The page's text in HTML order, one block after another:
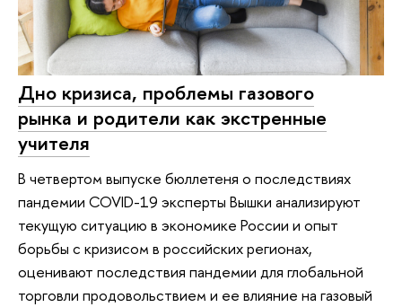
Дно кризиса, проблемы газового
рынка и родители как экстренные
учителя
В четвертом выпуске бюллетеня о последствиях
пандемии COVID-19 эксперты Вышки анализируют
текущую ситуацию в экономике России и опыт
борьбы с кризисом в российских регионах,
оценивают последствия пандемии для глобальной
торговли продовольствием и ее влияние на газовый